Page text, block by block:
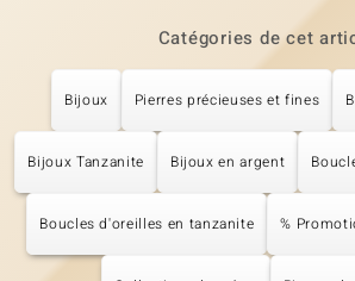
Catégories de cet
Bijoux Pierres précieuses et fines
Bijoux Tanzanite Bijoux en argent
Boucles d'oreilles en tanzanite %